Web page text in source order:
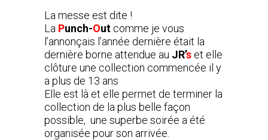
La messe est dite !
La Punch-Out comme je vous
l’annonçais l’année dernière était la
dernière borne attendue au JR’s et elle
clôture une collection commencée il y
a plus de 13 ans
Elle est là et elle permet de terminer la
collection de la plus belle façon
possible, une superbe soirée a été
organisée pour son arrivée.